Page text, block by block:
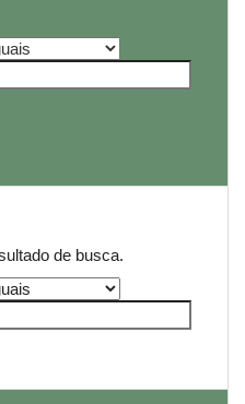
de busca.